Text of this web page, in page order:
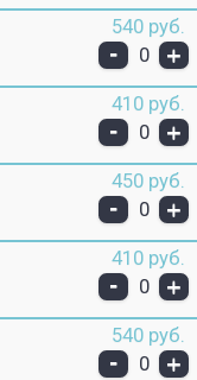
540 руб.
- 0 +
410 руб.
- 0 +
450 руб.
- 0 +
410 руб.
- 0 +
540 руб.
- 0 +